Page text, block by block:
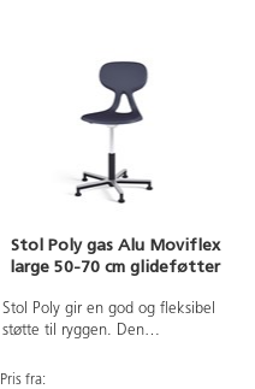
Stol Poly gas Alu Moviflex
large 50-70 cm glideføtter
Stol Poly gir en god og fleksibel
støtte til ryggen. Den
brukeren til en bedre sittestilling.
Pris fra: